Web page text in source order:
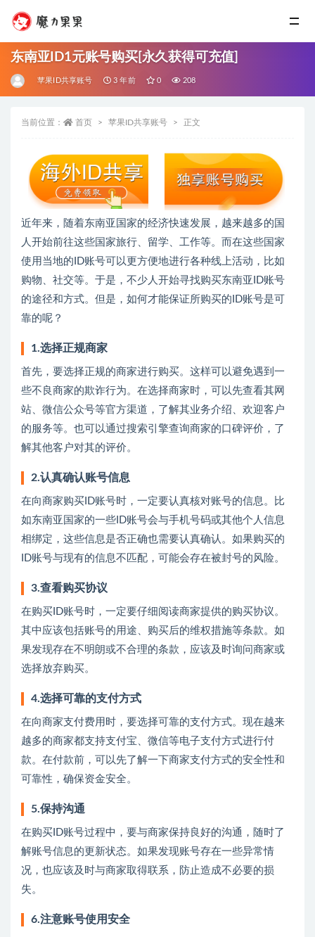
东南亚ID1元账号购买[永久获得可充值]
苹果ID共享账号 3 年前 0 208
当前位置： 首页 苹果ID共享账号 正文
近年来，随着东南亚国家的经济快速发展，越来越多的国
人开始前往这些国家旅行、留学、工作等。而在这些国家
使用当地的ID账号可以更方便地进行各种线上活动，比如
购物、社交等。于是，不少人开始寻找购买东南亚ID账号
的途径和方式。但是，如何才能保证所购买的ID账号是可
靠的呢？
1.选择正规商家
首先，要选择正规的商家进行购买。这样可以避免遇到一
些不良商家的欺诈行为。在选择商家时，可以先查看其网
站、微信公众号等官方渠道，了解其业务介绍、欢迎客户
的服务等。也可以通过搜索引擎查询商家的口碑评价，了
解其他客户对其的评价。
2.认真确认账号信息
在向商家购买ID账号时，一定要认真核对账号的信息。比
如东南亚国家的一些ID账号会与手机号码或其他个人信息
相绑定，这些信息是否正确也需要认真确认。如果购买的
ID账号与现有的信息不匹配，可能会存在被封号的风险。
3.查看购买协议
在购买ID账号时，一定要仔细阅读商家提供的购买协议。
其中应该包括账号的用途、购买后的维权措施等条款。如
果发现存在不明朗或不合理的条款，应该及时询问商家或
选择放弃购买。
4.选择可靠的支付方式
在向商家支付费用时，要选择可靠的支付方式。现在越来
越多的商家都支持支付宝、微信等电子支付方式进行付
款。在付款前，可以先了解一下商家支付方式的安全性和
可靠性，确保资金安全。
5.保持沟通
在购买ID账号过程中，要与商家保持良好的沟通，随时了
解账号信息的更新状态。如果发现账号存在一些异常情
况，也应该及时与商家取得联系，防止造成不必要的损
失。
6.注意账号使用安全